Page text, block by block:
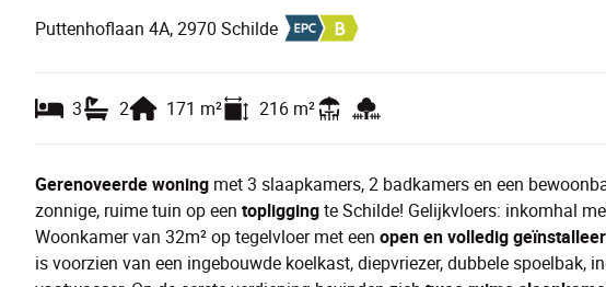
Puttenhoflaan 4A, 2970 Schilde
3 2 171 m² 216 m²
Gerenoveerde woning met 3 slaapkamers, 2 badkamers en een
zonnige, ruime tuin op een topliggingte Schilde! Gelijkvloers: inkomhal
Woonkamer van 32m² op tegelvloer met een open en volledig
is voorzien van een ingebouwde koelkast, diepvriezer, dubbele